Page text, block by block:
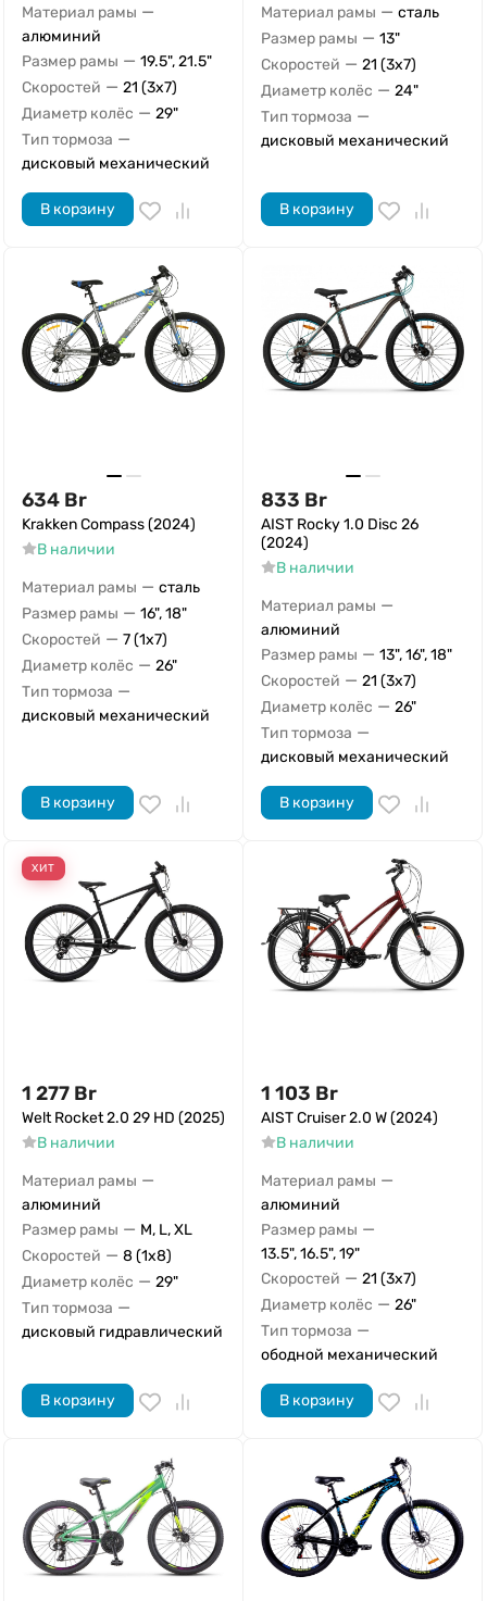
Материал рамы —
алюминий
Размер рамы — 19.5", 21.5"
Скоростей — 21 (3x7)
Диаметр колёс — 29"
Тип тормоза —
дисковый механический
В корзину
Материал рамы — сталь
Размер рамы — 13"
Скоростей — 21 (3x7)
Диаметр колёс — 24"
Тип тормоза —
дисковый механический
В корзину
634 Br
Krakken Compass (2024)
В наличии
Материал рамы — сталь
Размер рамы — 16", 18"
Скоростей — 7 (1x7)
Диаметр колёс — 26"
Тип тормоза —
дисковый механический
В корзину
833 Br
AIST Rocky 1.0 Disc 26
(2024)
В наличии
Материал рамы —
алюминий
Размер рамы — 13", 16", 18"
Скоростей — 21 (3x7)
Диаметр колёс — 26"
Тип тормоза —
дисковый механический
В корзину
ХИТ
1 277 Br
Welt Rocket 2.0 29 HD (2025)
В наличии
Материал рамы —
алюминий
Размер рамы — M, L, XL
Скоростей — 8 (1x8)
Диаметр колёс — 29"
Тип тормоза —
дисковый гидравлический
В корзину
1 103 Br
AIST Cruiser 2.0 W (2024)
В наличии
Материал рамы —
алюминий
Размер рамы —
13.5", 16.5", 19"
Скоростей — 21 (3x7)
Диаметр колёс — 26"
Тип тормоза —
ободной механический
В корзину